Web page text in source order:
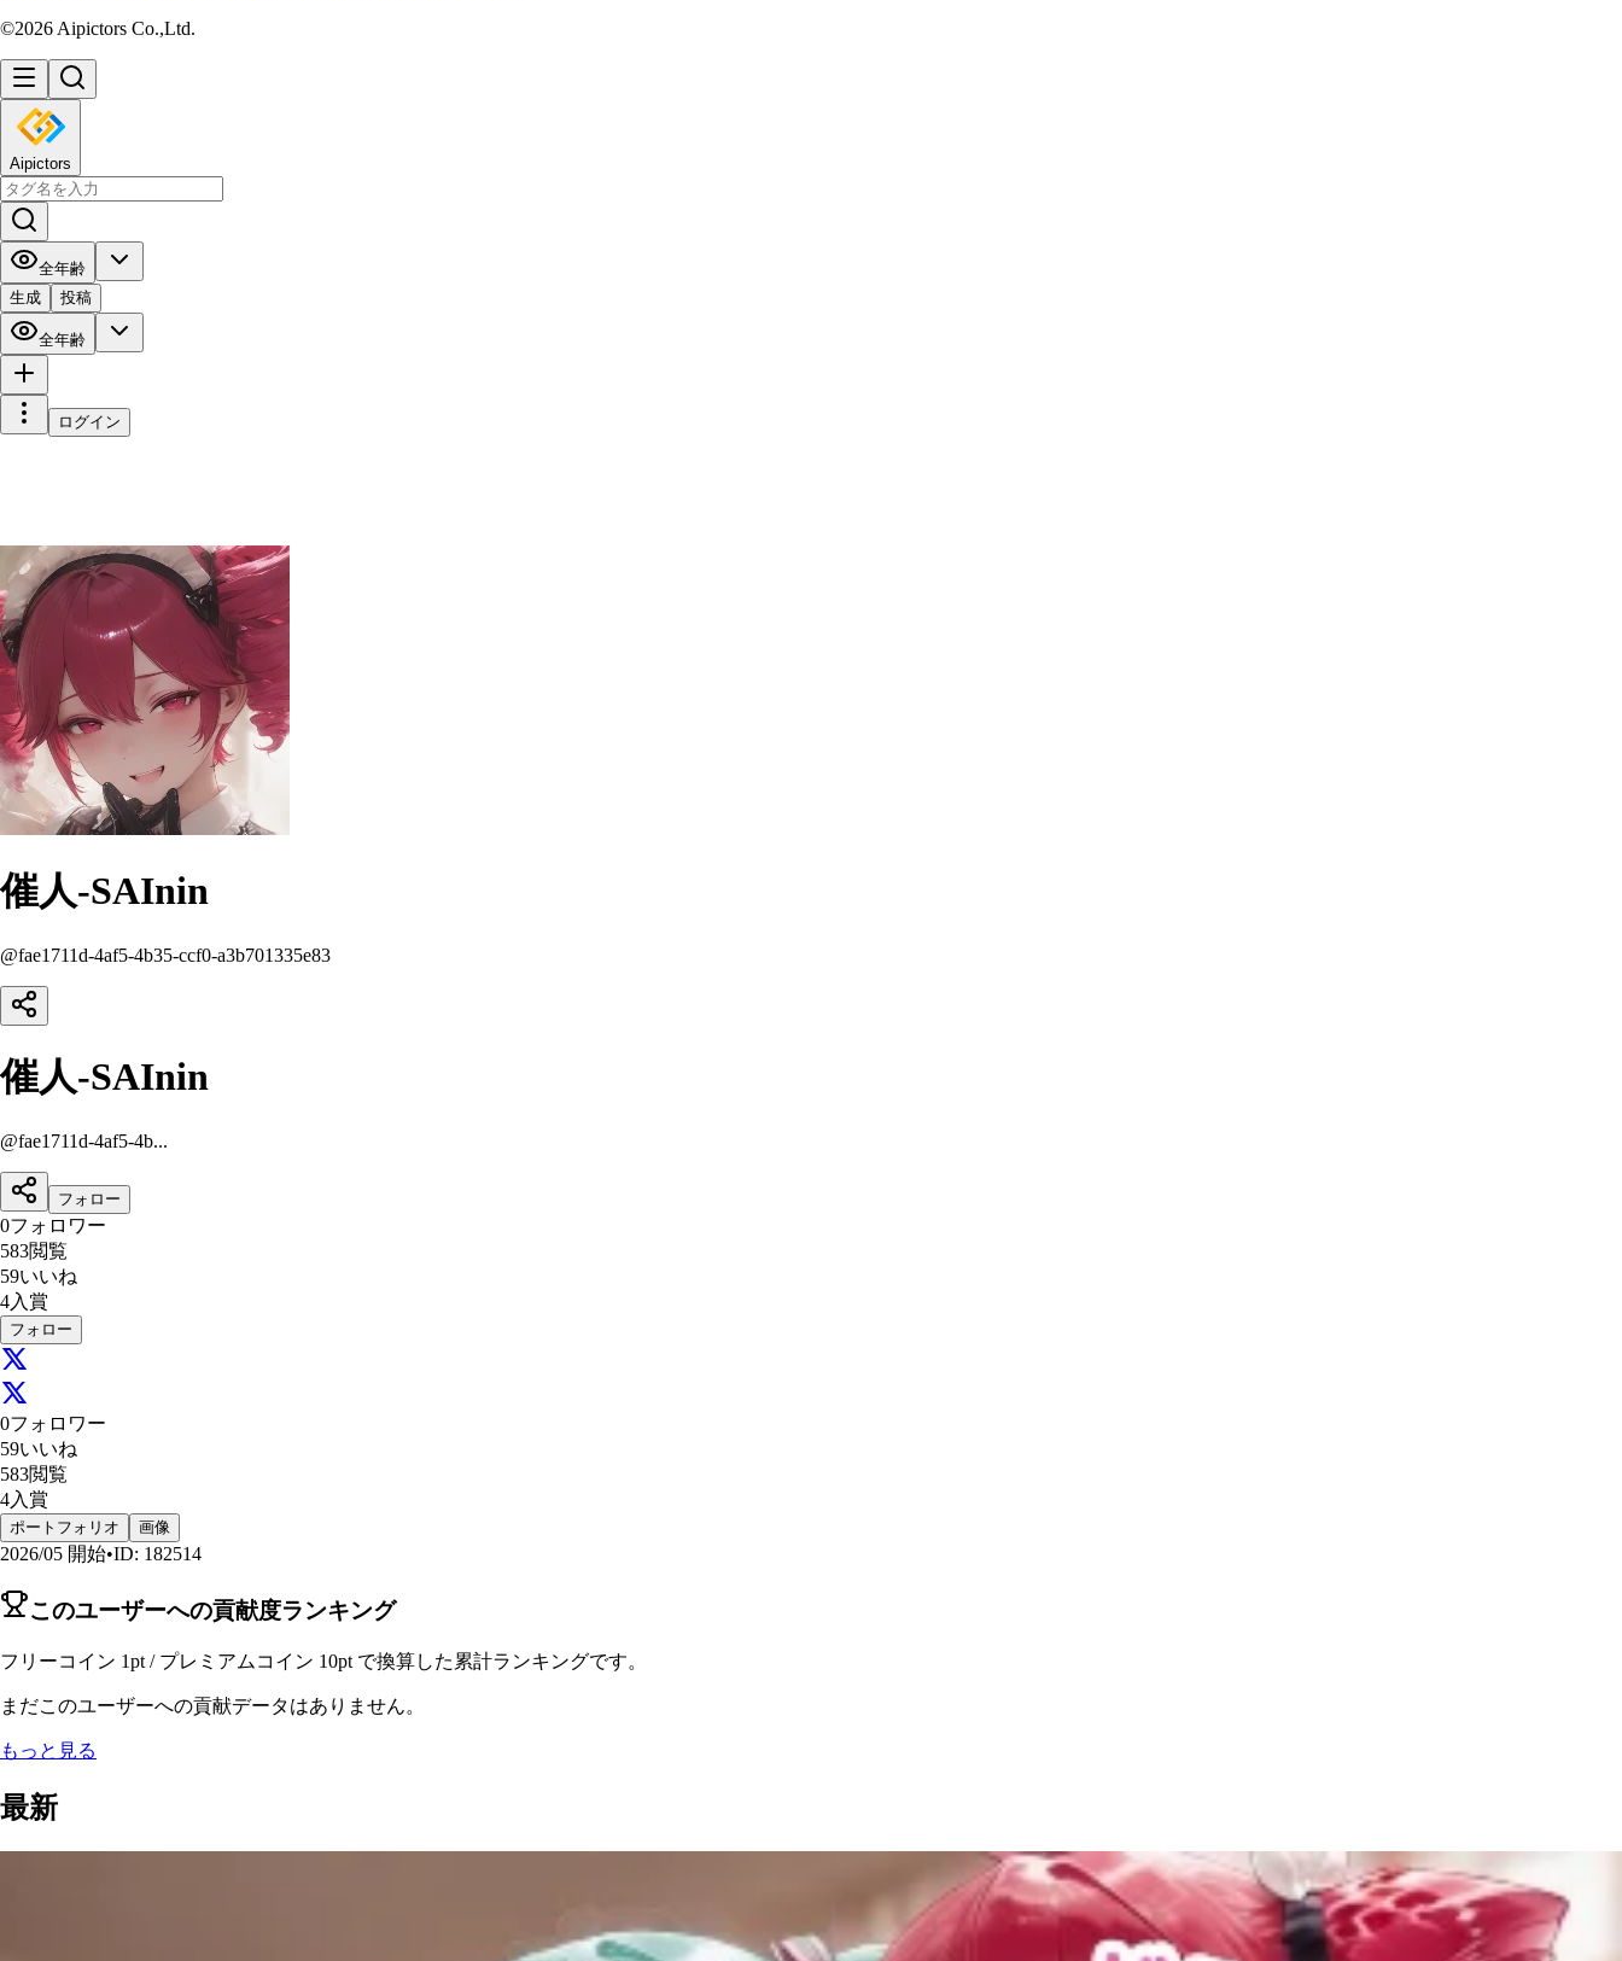
©2026 Aipictors Co.,Ltd.
Aipictors
全年齢
生成
投稿
全年齢
ログイン
催人-SAInin
@fae1711d-4af5-4b35-ccf0-a3b701335e83
催人-SAInin
@fae1711d-4af5-4b...
フォロー
0フォロワー
583閲覧
59いいね
4入賞
フォロー
0フォロワー
59いいね
583閲覧
4入賞
ポートフォリオ 画像
2026/05 開始•ID: 182514
このユーザーへの貢献度ランキング
フリーコイン 1pt / プレミアムコイン 10pt で換算した累計ランキングです。
まだこのユーザーへの貢献データはありません。
もっと見る
最新